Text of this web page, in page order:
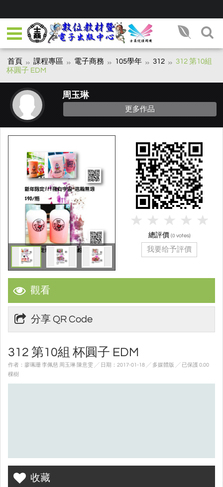
首頁 課程專區 電子商務 105學年 312
312 第10組
杯圓子 EDM
周玉琳
更多作品
觀看
分享 QR Code
312 第10組 杯圓子 EDM
作者：廖珮珊 李佩慈 周玉琳 陳意雯 ╱ 日期：2017-01-18 ╱ 多媒體版 ╱ 已保護 0.00
棵樹
收藏
總評價 (0 votes)
我要给予評價